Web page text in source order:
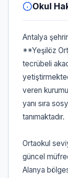
Okul
Antalya
**Yeşilöz
tecrübeli
veren
yanı sıra
tanımaktadır.
Ortaokul
güncel
Alanya